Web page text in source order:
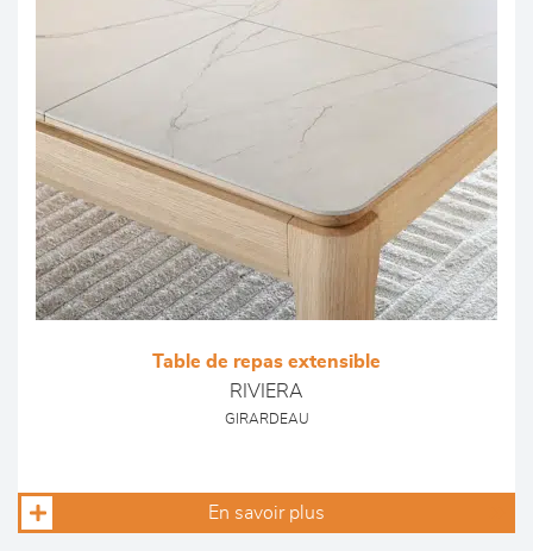
Table de repas extensible
RIVIERA
GIRARDEAU
En savoir plus